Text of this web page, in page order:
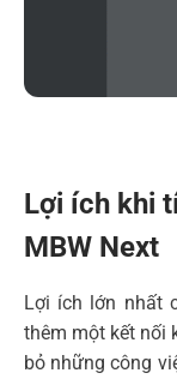
Lợi ích khi
MBW Next
Lợi ích lớn nhất
thêm một kết nối
bỏ những công